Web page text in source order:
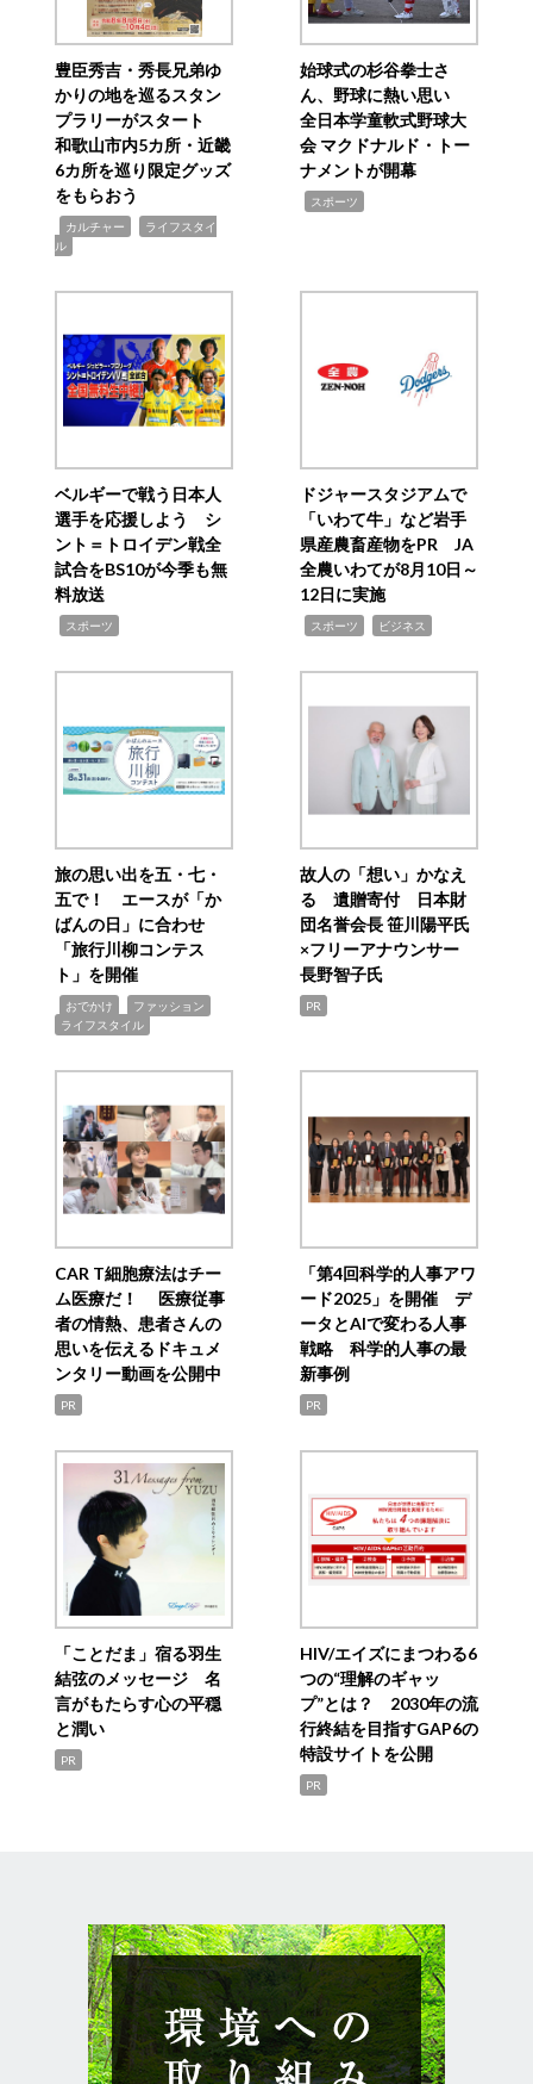
豊臣秀吉・秀長兄弟ゆ
かりの地を巡るスタン
プラリーがスタート
和歌山市内5カ所・近畿
6カ所を巡り限定グッズ
をもらおう
カルチャー
ライフスタイ
ル
始球式の杉谷拳士さ
ん、野球に熱い思い
全日本学童軟式野球大
会 マクドナルド・トー
ナメントが開幕
スポーツ
ベルギーで戦う日本人
選手を応援しよう シ
ント＝トロイデン戦全
試合をBS10が今季も無
料放送
スポーツ
ドジャースタジアムで
「いわて牛」など岩手
県産農畜産物をPR JA
全農いわてが8月10日～
12日に実施
スポーツ ビジネス
旅の思い出を五・七・
五で！ エースが「か
ばんの日」に合わせ
「旅行川柳コンテス
ト」を開催
おでかけ ファッション
ライフスタイル
故人の「想い」かなえ
る 遺贈寄付 日本財
団名誉会長 笹川陽平氏
×フリーアナウンサー
長野智子氏
PR
CAR T細胞療法はチー
ム医療だ！ 医療従事
者の情熱、患者さんの
思いを伝えるドキュメ
ンタリー動画を公開中
PR
「第4回科学的人事アワ
ード2025」を開催 デ
ータとAIで変わる人事
戦略 科学的人事の最
新事例
PR
「ことだま」宿る羽生
結弦のメッセージ 名
言がもたらす心の平穏
と潤い
PR
HIV/エイズにまつわる6
つの“理解のギャッ
プ”とは？ 2030年の流
行終結を目指すGAP6の
特設サイトを公開
PR